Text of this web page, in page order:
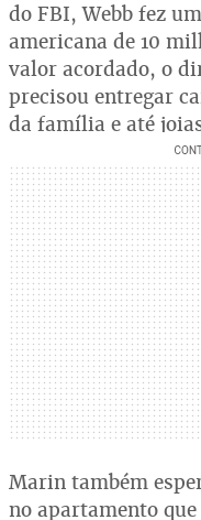
do FBI, Webb fez
americana de 10
valor acordado, o
precisou entregar
da família e até
Marin também
no apartamento